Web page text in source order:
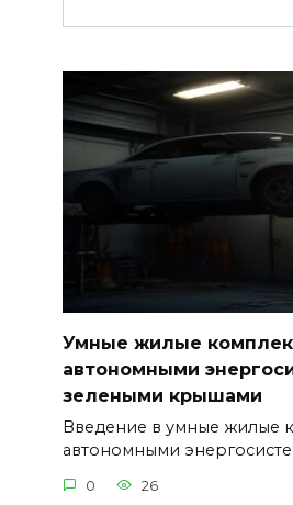
Умные жилые
автономными
зелеными крышами
Введение в умные жилые
автономными
0 26